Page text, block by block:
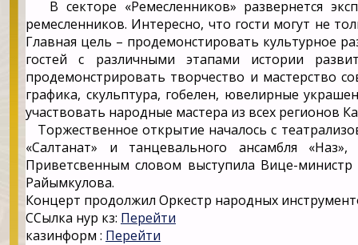
В секторе «Ремесленников» развернется
ремесленников. Интересно, что гости могут не
Главная цель – продемонстировать культурное
гостей с различными этапами истории
продемонстрировать творчество и мастерство
графика, скульптура, гобелен, ювелирные
участвовать народные мастера из всех регионов
Торжественное открытие началось с
«Салтанат» и танцевального ансамбля
Приветсвенным словом выступила Вице-министр
Райымкулова.
Концерт продолжил Оркестр народных
ССылка нур кз: Перейти
казинформ : Перейти